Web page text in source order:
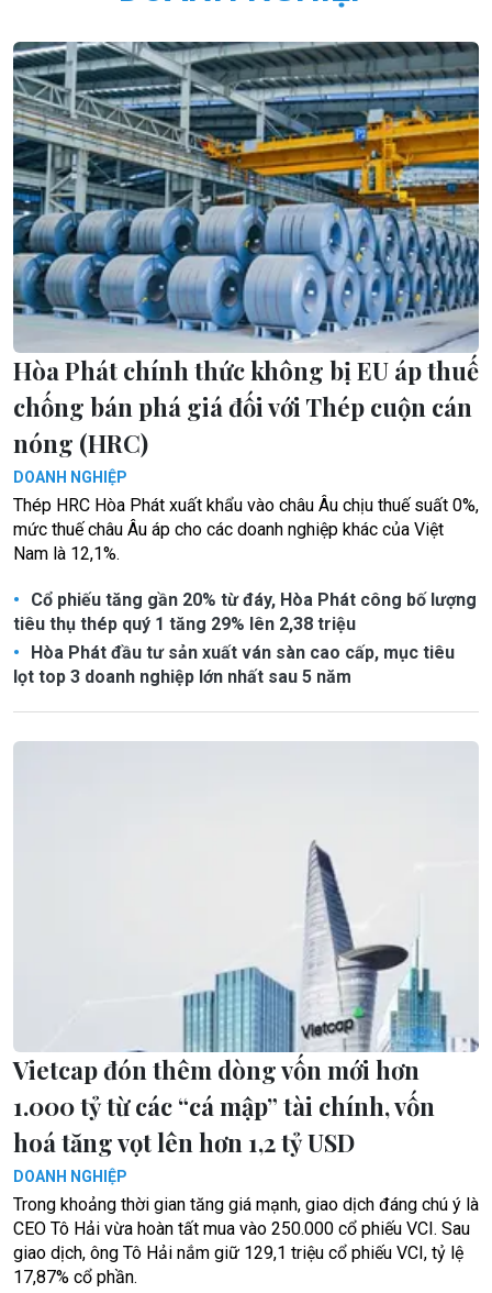
Hòa Phát chính thức không bị EU áp thuế
chống bán phá giá đối với Thép cuộn cán
nóng (HRC)
DOANH NGHIỆP
Thép HRC Hòa Phát xuất khẩu vào châu Âu chịu thuế suất 0%,
mức thuế châu Âu áp cho các doanh nghiệp khác của Việt
Nam là 12,1%.
Cổ phiếu tăng gần 20% từ đáy, Hòa Phát công bố lượng
tiêu thụ thép quý 1 tăng 29% lên 2,38 triệu
Hòa Phát đầu tư sản xuất ván sàn cao cấp, mục tiêu
lọt top 3 doanh nghiệp lớn nhất sau 5 năm
Vietcap đón thêm dòng vốn mới hơn
1.000 tỷ từ các “cá mập” tài chính, vốn
hoá tăng vọt lên hơn 1,2 tỷ USD
DOANH NGHIỆP
Trong khoảng thời gian tăng giá mạnh, giao dịch đáng chú ý là
CEO Tô Hải vừa hoàn tất mua vào 250.000 cổ phiếu VCI. Sau
giao dịch, ông Tô Hải nắm giữ 129,1 triệu cổ phiếu VCI, tỷ lệ
17,87% cổ phần.